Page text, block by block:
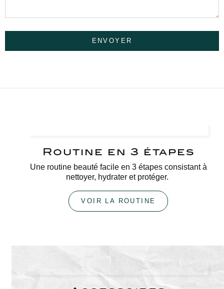
ENVOYER
Routine en 3 étapes
Une routine beauté facile en 3 étapes consistant à
nettoyer, hydrater et protéger.
VOIR LA ROUTINE